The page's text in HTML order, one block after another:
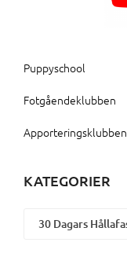
Puppyschool
Fotgåendeklubben
Apporteringsklubben
KATEGORIER
Kategorier